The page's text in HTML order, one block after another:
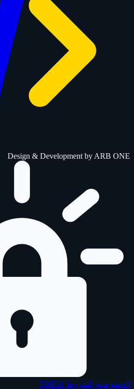
Design & Development by ARB ONE
الخصوصية الشروط DMCA